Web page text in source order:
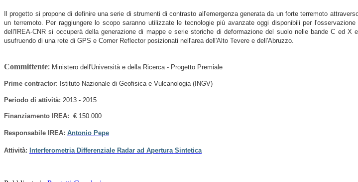
Il progetto si propone di definire una serie di strumenti di contrasto all'emergenza generata da un forte terremoto
un terremoto. Per raggiungere lo scopo saranno utilizzate le tecnologie più avanzate oggi disponibili per
dell'IREA-CNR si occuperà della generazione di mappe e serie storiche di deformazione del suolo nelle bande C ed
usufruendo di una rete di GPS e Corner Reflector posizionati nell'area dell'Alto Tevere e dell'Abruzzo.
Committente: Ministero dell'Università e della Ricerca - Progetto Premiale
Prime contractor: Istituto Nazionale di Geofisica e Vulcanologia (INGV)
Periodo di attività: 2013 - 2015
Finanziamento IREA: € 150.000
Responsabile IREA: Antonio Pepe
Attività: Interferometria Differenziale Radar ad Apertura Sintetica